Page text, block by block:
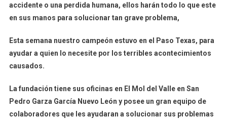
accidente o una perdida humana, ellos harán todo lo que este
en sus manos para solucionar tan grave problema,
Esta semana nuestro campeón estuvo en el Paso Texas, para
ayudar a quien lo necesite por los terribles acontecimientos
causados.
La fundación tiene sus oficinas en El Mol del Valle en San
Pedro Garza García Nuevo León y posee un gran equipo de
colaboradores que les ayudaran a solucionar sus problemas